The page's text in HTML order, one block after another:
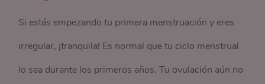
Si estás empezando tu primera menstruación y eres
irregular, ¡tranquila! Es normal que tu ciclo menstrual
lo sea durante los primeros años. Tu ovulación aún no